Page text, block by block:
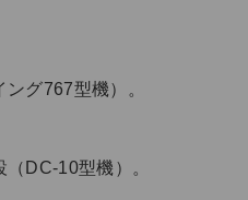
グ767型機）。
DC-10型機）。